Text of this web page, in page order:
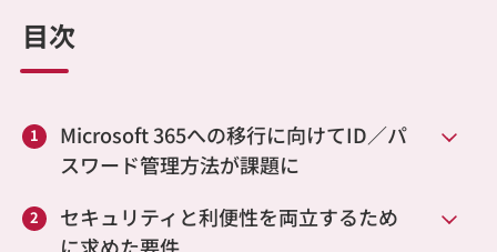
目次
Microsoft 365への移行に向けてID／パ
スワード管理方法が課題に
セキュリティと利便性を両立するため